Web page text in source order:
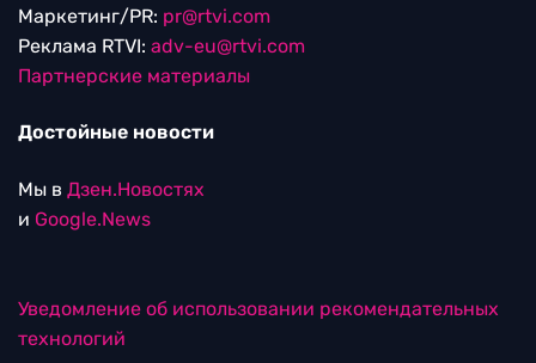
Маркетинг/PR: pr@rtvi.com
Реклама RTVI: adv-eu@rtvi.com
Партнерские материалы
Достойные новости
Мы в Дзен.Новостях
и Google.News
Уведомление об использовании рекомендательных
технологий